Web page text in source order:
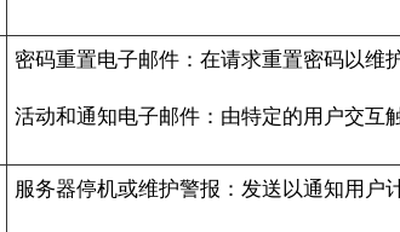
密码重置电子邮件：在请求重置密码以维
活动和通知电子邮件：由特定的用户交互
服务器停机或维护警报：发送以通知用户